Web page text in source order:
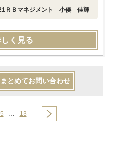
ＲＢマネジメント 小俣 佳輝
く見る
まとめてお問い合わせ
5 … 13